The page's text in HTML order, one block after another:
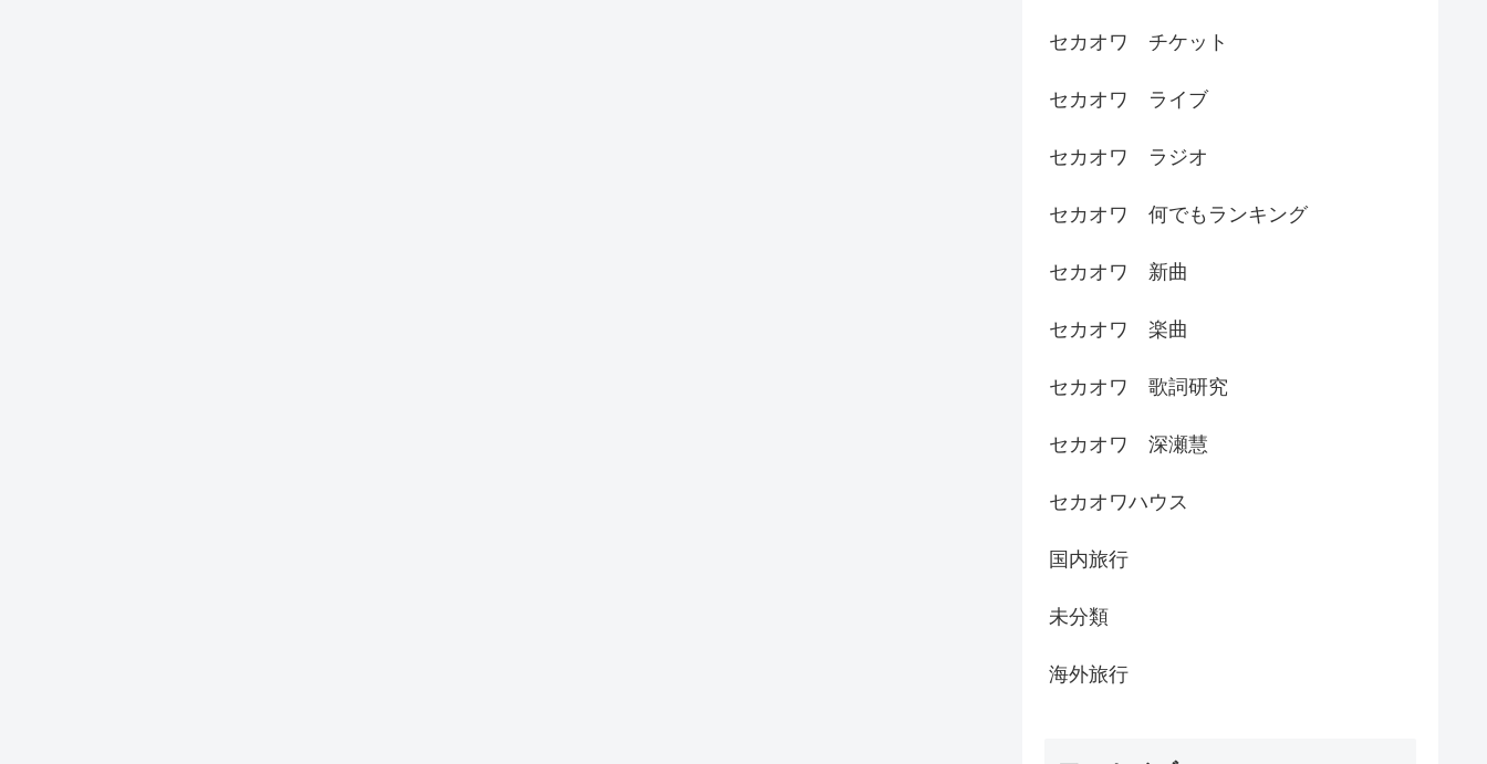
セカオワ チケット
セカオワ ライブ
セカオワ ラジオ
セカオワ 何でもランキング
セカオワ 新曲
セカオワ 楽曲
セカオワ 歌詞研究
セカオワ 深瀬慧
セカオワハウス
国内旅行
未分類
海外旅行